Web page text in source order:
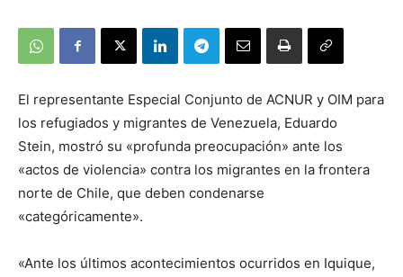
El representante Especial Conjunto de ACNUR y OIM para
los refugiados y migrantes de Venezuela, Eduardo
Stein, mostró su «profunda preocupación» ante los
«actos de violencia» contra los migrantes en la frontera
norte de Chile, que deben condenarse
«categóricamente».
«Ante los últimos acontecimientos ocurridos en Iquique,